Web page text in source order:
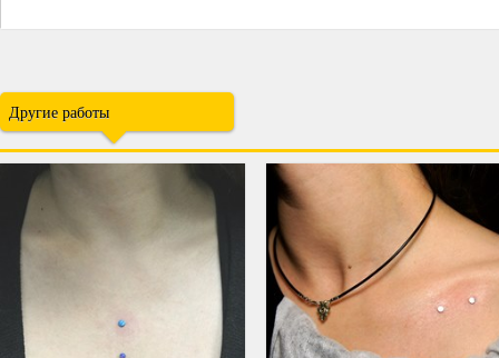
Другие работы